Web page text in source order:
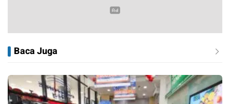
Baca Juga